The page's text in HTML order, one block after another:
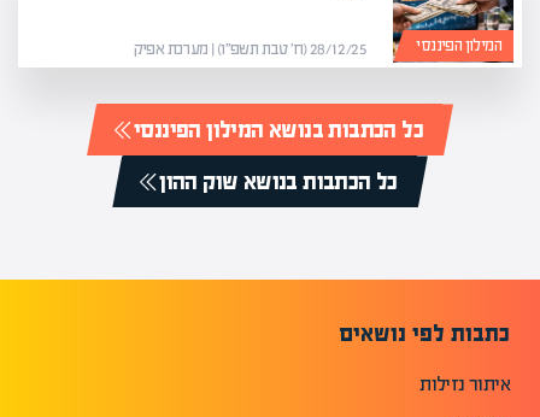
המילון הפיננסי 28/12/25 (ח׳ טבת תשפ״ו) | מערכת אפיק
כל הכתבות בנושא המילון הפיננסי
כל הכתבות בנושא שוק ההון
כתבות לפי נושאים
איתור נזילות